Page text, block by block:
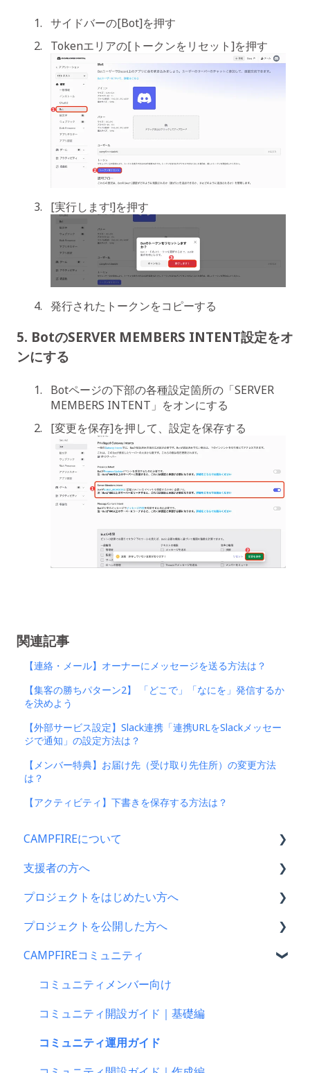
サイドバーの[Bot]を押す
Tokenエリアの[トークンをリセット]を押す
[実行します!]を押す
発行されたトークンをコピーする
5. BotのSERVER MEMBERS INTENT設定をオ
ンにする
Botページの下部の各種設定箇所の「SERVER
MEMBERS INTENT」をオンにする
[変更を保存]を押して、設定を保存する
関連記事
【連絡・メール】オーナーにメッセージを送る方法は？
【集客の勝ちパターン2】 「どこで」「なにを」発信するか
を決めよう
【外部サービス設定】Slack連携「連携URLをSlackメッセー
ジで通知」の設定方法は？
【メンバー特典】お届け先（受け取り先住所）の変更方法
は？
【アクティビティ】下書きを保存する方法は？
CAMPFIREについて
CAMPFIRE各種制度の規約について
CAMPFIREふるさと納税について
はじめての方へ
登録情報に関するよくある質問
新規会員登録・ログイン・ログアウトについて
登録情報の確認・変更・削除について
マイページの機能について
支援者の方へ
支援に関するよくある質問
支援をした後に
キャリア決済
楽天ペイ
au PAY（ネット支払い）
PayPay（ペイペイ）決済
プロジェクトをはじめたい方へ
プロジェクトをはじめる前に
プロジェクト作成時によくある質問
プロジェクト作成について
プロジェクトの審査について
公開に向けて
プロジェクトを公開した方へ
支援金の振込について
プロジェクトを公開したら
仲間募集について
プロジェクトが終了したら
CAMPFIREコミュニティ
コミュニティメンバー向け
コミュニティ開設ガイド｜基礎編
コミュニティ運用ガイド